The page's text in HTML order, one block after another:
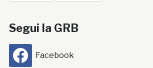
Segui la GRB
Facebook